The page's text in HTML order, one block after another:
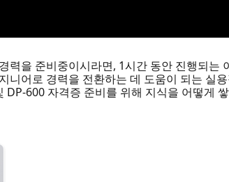
력을 준비중이시라면, 1시간 동안 진행되
니어로 경력을 전환하는 데 도움이 되는 실
DP-600 자격증 준비를 위해 지식을 어떻게